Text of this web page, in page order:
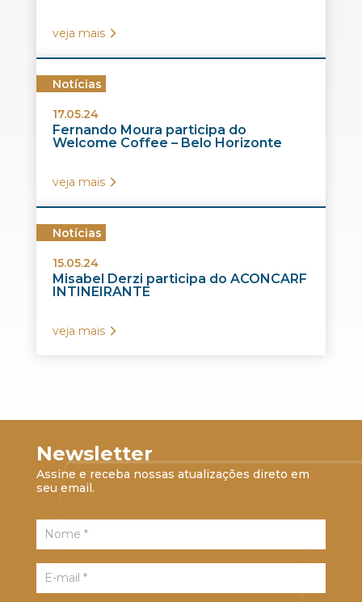
veja mais
Notícias
17.05.24
Fernando Moura participa do
Welcome Coffee – Belo Horizonte
veja mais
Notícias
15.05.24
Misabel Derzi participa do ACONCARF
INTINEIRANTE
veja mais
Newsletter
Assine e receba nossas atualizações direto em
seu email.